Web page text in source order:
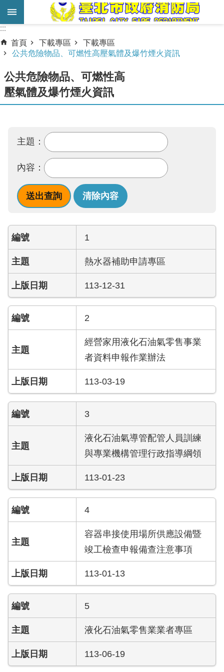
跳到主要內容區塊
進
階
尋
業
務
機
關
簡
介
導
教
下
載
專
區
力
地
政
府
資
公
開
公
文
公
開
專
計
料
影
音
專
區
:::
:::
首頁
下載專區
下載專區
公共危險物品、可燃性高壓氣體及爆竹煙火資訊
公共危險物品、可燃性高
壓氣體及爆竹煙火資訊
主題：
內容：
1
熱水器補助申請專區
113-12-31
2
經營家用液化石油氣零售事業
者資料申報作業辦法
113-03-19
3
液化石油氣導管配管人員訓練
與專業機構管理行政指導綱領
113-01-23
4
容器串接使用場所供應設備暨
竣工檢查申報備查注意事項
113-01-13
5
液化石油氣零售業業者專區
113-06-19